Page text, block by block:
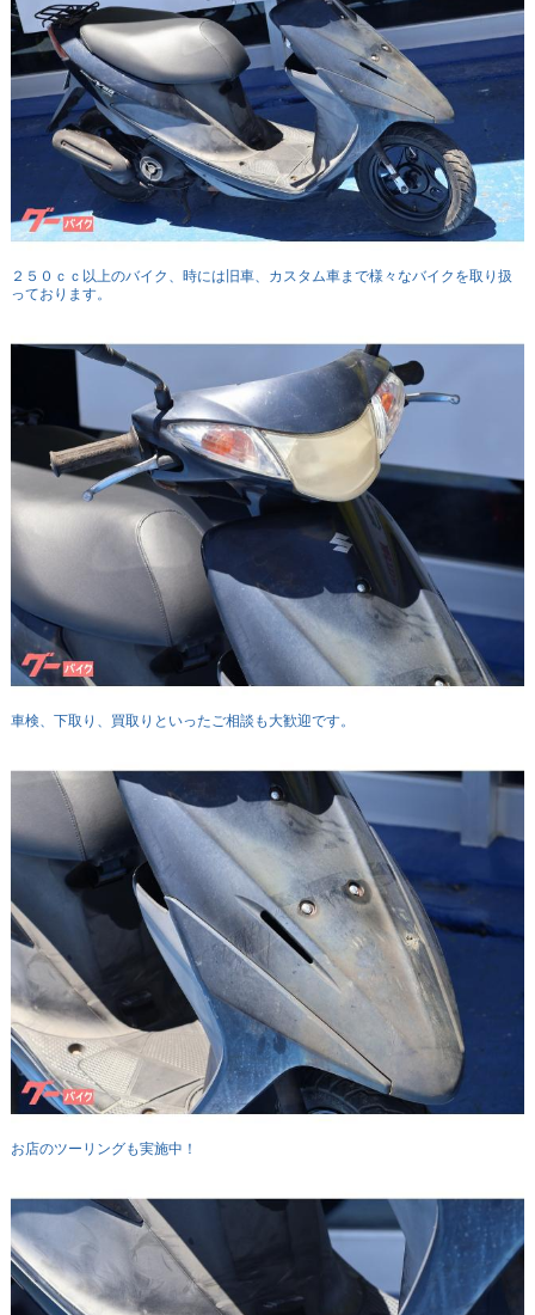
２５０ｃｃ以上のバイク、時には旧車、カスタム車まで様々なバイクを取り扱
っております。
車検、下取り、買取りといったご相談も大歓迎です。
お店のツーリングも実施中！